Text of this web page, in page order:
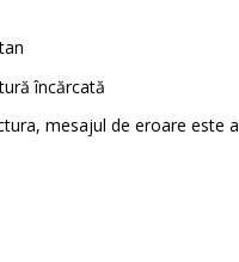
încărcată
mesajul de eroare este